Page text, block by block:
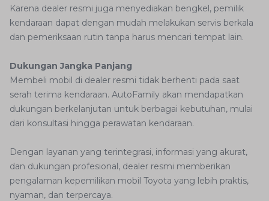
Karena dealer resmi juga menyediakan bengkel, pemilik
kendaraan dapat dengan mudah melakukan servis berkala
dan pemeriksaan rutin tanpa harus mencari tempat lain.
Dukungan Jangka Panjang
Membeli mobil di dealer resmi tidak berhenti pada saat
serah terima kendaraan. AutoFamily akan mendapatkan
dukungan berkelanjutan untuk berbagai kebutuhan, mulai
dari konsultasi hingga perawatan kendaraan.
Dengan layanan yang terintegrasi, informasi yang akurat,
dan dukungan profesional, dealer resmi memberikan
pengalaman kepemilikan mobil Toyota yang lebih praktis,
nyaman, dan terpercaya.